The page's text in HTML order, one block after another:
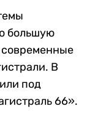
большую
В
под
66».